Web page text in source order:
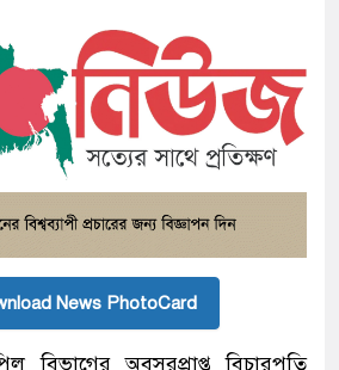
News PhotoCard
বিভাগের অবসরপ্রাপ্ত বিচারপতি